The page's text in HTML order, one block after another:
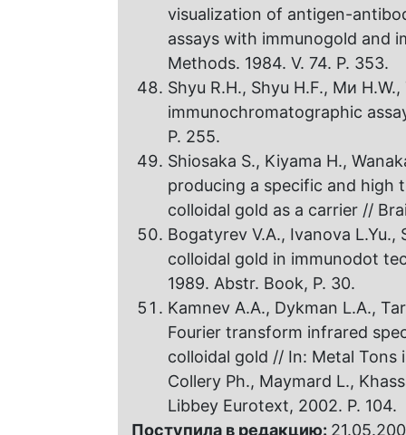
visualization of antigen-
assays with immunogold and
Methods. 1984. V. 74. Р. 353.
Shyu R.H., Shyu H.F., Ми
immunochromatographic
P. 255.
Shiosaka S., Kiyama H.,
producing a specific and high
colloidal gold as a carrier //
Bogatyrev V.A., Ivanova
colloidal gold in immunodot
1989. Abstr. Book, P. 30.
Kamnev A.A., Dykman L.A.,
Fourier transform infrared
colloidal gold // In: Metal Tons
Collery Ph., Maymard L.,
Libbey Eurotext, 2002. P. 104.
Поступила в редакцию: